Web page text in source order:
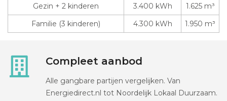
Gezin + 2 kinderen
3.400 kWh
1.625 m³
Familie (3 kinderen)
4.300 kWh 1.950 m³
Compleet aanbod
Alle gangbare partijen vergelijken. Van
Energiedirect.nl tot Noordelijk Lokaal Duurzaam.